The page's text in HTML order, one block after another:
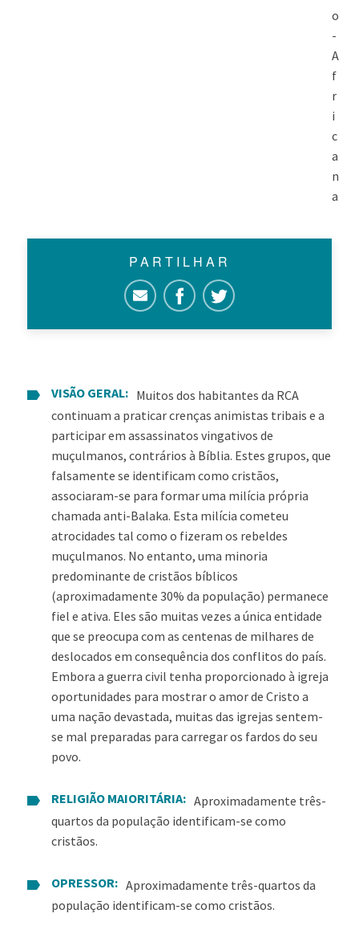
PARTILHAR
VISÃO GERAL: Muitos dos habitantes da RCA
continuam a praticar crenças animistas tribais e a
participar em assassinatos vingativos de
muçulmanos, contrários à Bíblia. Estes grupos, que
falsamente se identificam como cristãos,
associaram-se para formar uma milícia própria
chamada anti-Balaka. Esta milícia cometeu
atrocidades tal como o fizeram os rebeldes
muçulmanos. No entanto, uma minoria
predominante de cristãos bíblicos
(aproximadamente 30% da população) permanece
fiel e ativa. Eles são muitas vezes a única entidade
que se preocupa com as centenas de milhares de
deslocados em consequência dos conflitos do país.
Embora a guerra civil tenha proporcionado à igreja
oportunidades para mostrar o amor de Cristo a
uma nação devastada, muitas das igrejas sentem-
se mal preparadas para carregar os fardos do seu
povo.
RELIGIÃO MAIORITÁRIA: Aproximadamente três-
quartos da população identificam-se como
cristãos.
OPRESSOR: Aproximadamente três-quartos da
população identificam-se como cristãos.